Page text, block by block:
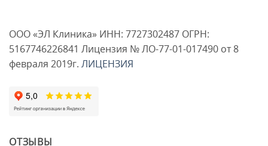
ООО «ЭЛ Клиника» ИНН: 7727302487 ОГРН:
5167746226841 Лицензия № ЛО-77-01-017490 от 8
февраля 2019г. ЛИЦЕНЗИЯ
ОТЗЫВЫ